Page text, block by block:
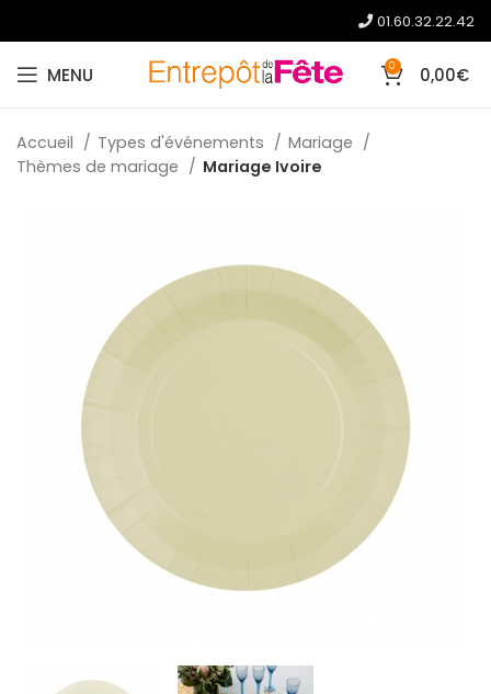
01.60.32.22.42
MENU 0 0,00€
Accueil Types d'événements
Mariage
Thèmes de mariage
Mariage Ivoire